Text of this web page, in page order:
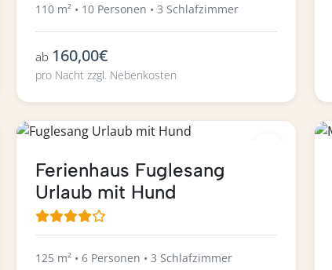
110 m² • 10 Personen • 3 Schlafzimmer
ab 160,00€
pro Nacht zzgl. Nebenkosten
Ferienhaus Fuglesang
Urlaub mit Hund
125 m² • 6 Personen • 3 Schlafzimmer